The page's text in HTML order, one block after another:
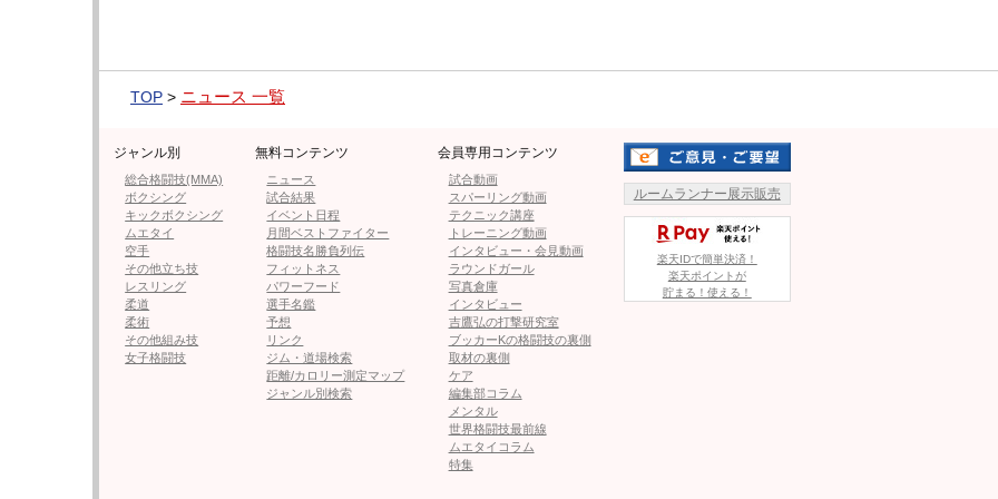
・【フォト】安井南、22歳の大人グラビア写真！17歳のグラビア姿も
・この可愛すぎる武道女子は誰！？くさり鎌を振り回す姿に反響、脚に当て自爆も「達人目指
す！」
・“9頭身”ラウンドガール央川かこ、異次元のハイレグ登場で魅了！激闘に「ボリュームが凄す
ぎ」と絶賛
・高橋凛、H-cupグラマー披露し「17kg減でも、しっかり食べる」が成功の秘訣
TOP > ニュース 一覧
ジャンル別
総合格闘技(MMA)
ボクシング
キックボクシング
ムエタイ
空手
その他立ち技
レスリング
柔道
柔術
その他組み技
女子格闘技
無料コンテンツ
ニュース
試合結果
イベント日程
月間ベストファイター
格闘技名勝負列伝
フィットネス
パワーフード
選手名鑑
予想
リンク
ジム・道場検索
距離/カロリー測定マップ
ジャンル別検索
会員専用コンテンツ
試合動画
スパーリング動画
テクニック講座
トレーニング動画
インタビュー・会見動画
ラウンドガール
写真倉庫
インタビュー
吉鷹弘の打撃研究室
ブッカーKの格闘技の裏側
取材の裏側
ケア
編集部コラム
メンタル
世界格闘技最前線
ムエタイコラム
特集
ルームランナー展示販売
楽天IDで簡単決済！
楽天ポイントが
貯まる！使える！